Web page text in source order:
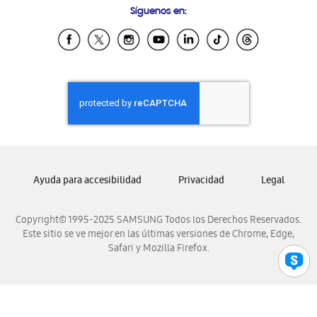
Samsung Ecuador
Samsung El Salvador
Samsung Honduras
Samsung Nicaragua
Samsung Panamá
Samsung Venezuela
Síguenos en:
Copyright© 1995-2025 SAMSUNG Todos los Derechos Reservados.
Este sitio se ve mejor en las últimas versiones de Chrome, Edge,
Safari y Mozilla Firefox.
Ayuda para accesibilidad Privacidad Legal